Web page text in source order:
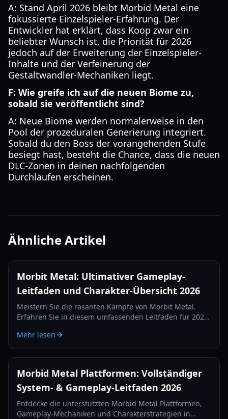
A: Stand April 2026 bleibt Morbid Metal eine
fokussierte Einzelspieler-Erfahrung. Der
Entwickler hat erklärt, dass Koop zwar ein
beliebter Wunsch ist, die Priorität für 2026
jedoch auf der Erweiterung der Einzelspieler-
Inhalte und der Verfeinerung der
Gestaltwandler-Mechaniken liegt.
F: Wie greife ich auf die neuen Biome zu,
sobald sie veröffentlicht sind?
A: Neue Biome werden normalerweise in den
Pool der prozeduralen Generierung integriert.
Sobald du den Boss der vorangehenden Stufe
besiegt hast, besteht die Chance, dass die neuen
DLC-Zonen in deinen nachfolgenden
Durchläufen erscheinen.
Ähnliche Artikel
Morbit Metal: Ultimativer Gameplay-
Leitfaden und Charakter-Übersicht 2026
Meistern Sie die rasanten Kämpfe von Morbit Metal.
Erfahren Sie in diesem umfassenden Leitfaden für 2026
Progression und Boss-Strategien.
Mehr lesen
Morbid Metal Plattformen: Vollständiger
System- & Gameplay-Leitfaden 2026
Entdecke die unterstützten Morbid Metal Plattformen,
Gameplay-Mechaniken und Charakterstrategien in